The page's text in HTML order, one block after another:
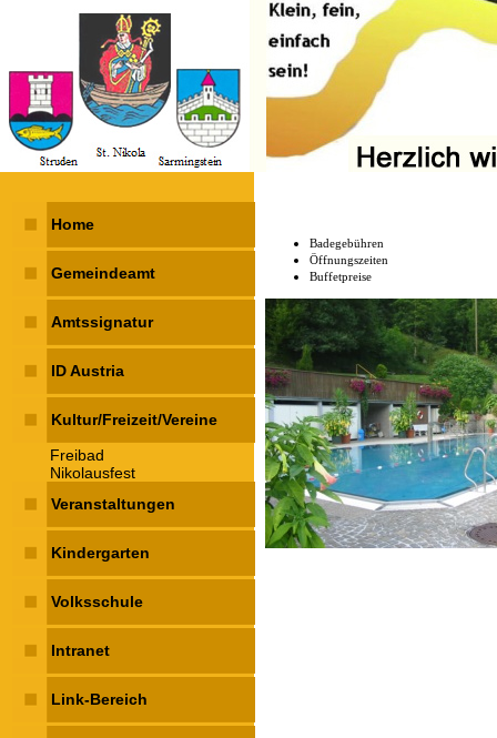
Home
Gemeindeamt
Amtssignatur
ID Austria
Kultur/Freizeit/Vereine
Freibad
Nikolausfest
Veranstaltungen
Kindergarten
Volksschule
Intranet
Link-Bereich
Badegebühren
Öffnungszeiten
Buffetpreise